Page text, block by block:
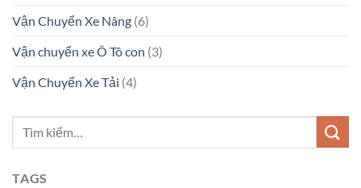
Vận Chuyển Xe Nâng (6)
Vận chuyển xe Ô Tô con (3)
Vận Chuyển Xe Tải (4)
TAGS